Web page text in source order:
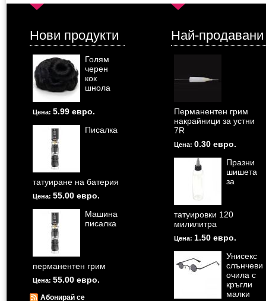
Нови продукти
Голям
черен
кок
шнола
Цена: 5.99 евро.
Писалка
татуиране на батерия
Цена: 55.00 евро.
Машина
писалка
перманентен грим
Цена: 55.00 евро.
Абонирай се
Най-продавани
Перманентен грим
накрайници за устни
7R
Цена: 0.30 евро.
Празни
шишета
за
татуировки 120
милилитра
Цена: 1.50 евро.
Унисекс
слънчеви
очила с
кръгли
малки